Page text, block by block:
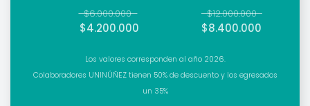
$6.000.000
$4.200.000
$12.000.000
$8.400.000
Los valores corresponden al año 2026.
Colaboradores UNINÚÑEZ tienen 50% de descuento y los egresados
un 35%